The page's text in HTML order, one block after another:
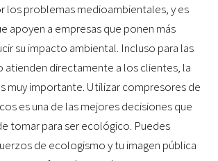
los problemas medioambientales, y es
apoyen a empresas que ponen más
su impacto ambiental. Incluso para las
atienden directamente a los clientes, la
muy importante. Utilizar compresores de
es una de las mejores decisiones que
tomar para ser ecológico. Puedes
de ecologismo y tu imagen pública